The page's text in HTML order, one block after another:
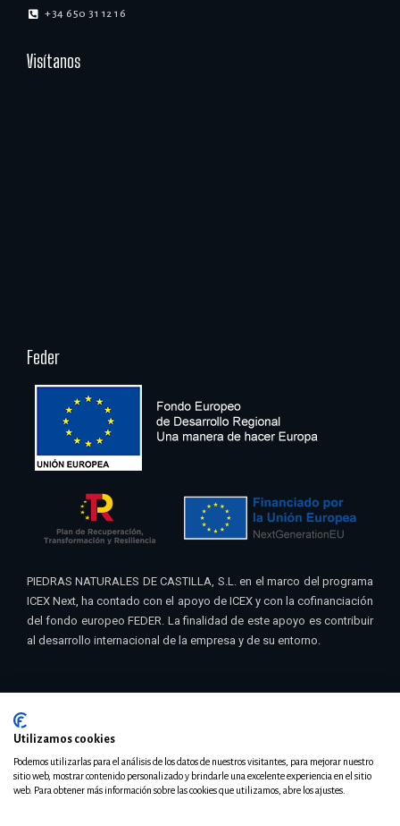
+34 650 31 12 16
Visítanos
Feder
PIEDRAS NATURALES DE CASTILLA, S.L. en el marco del programa
ICEX Next, ha contado con el apoyo de ICEX y con la cofinanciación
del fondo europeo FEDER. La finalidad de este apoyo es contribuir
al desarrollo internacional de la empresa y de su entorno.
© 2021 Pinacas | DiseñoTeseo – Eribea
Utilizamos cookies
Podemos utilizarlas para el análisis de los datos de nuestros visitantes, para mejorar nuestro
sitio web, mostrar contenido personalizado y brindarle una excelente experiencia en el sitio
web. Para obtener más información sobre las cookies que utilizamos, abre los ajustes.